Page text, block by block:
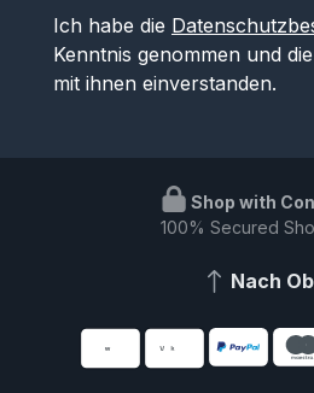
Ich habe die
Kenntnis genommen und die
mit ihnen einverstanden.
Shop with
100% Secured
Nach